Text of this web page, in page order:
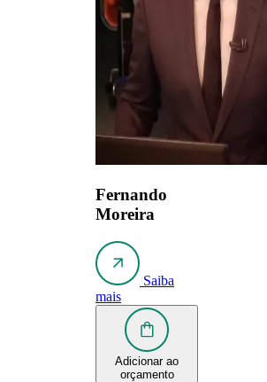
Fernando
Moreira
Saiba
mais
Adicionar ao
orçamento